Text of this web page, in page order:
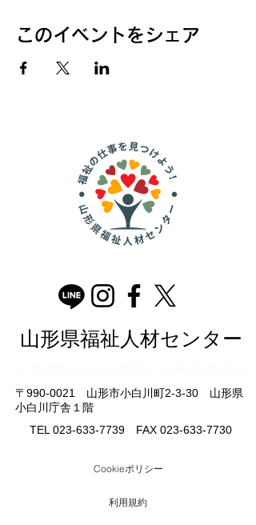
このイベントをシェア
山形県福祉人材センター
〒990-0021 山形市小白川町2-3-30 山形県
小白川庁舎１階
TEL 023-633-7739 FAX 023-633-7730
Cookieポリシー
利用規約